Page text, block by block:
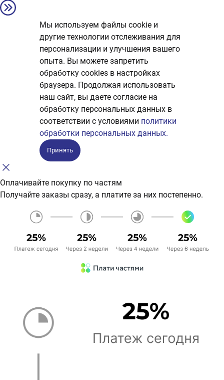
Мы используем файлы cookie и
другие технологии отслеживания для
персонализации и улучшения вашего
опыта. Вы можете запретить
обработку сookies в настройках
браузера. Продолжая использовать
наш сайт, вы даете согласие на
обработку персональных данных в
соответствии с условиями политики
обработки персональных данных.
Принять
Оплачивайте покупку по частям
Получайте заказы сразу, а платите за них постепенно.